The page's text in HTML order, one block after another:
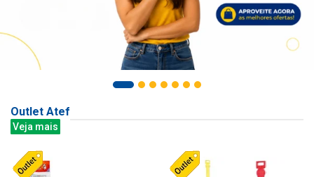
Outlet Atef
Veja mais